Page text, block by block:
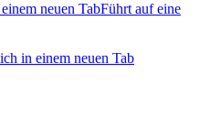
neuen TabFührt auf eine
in einem neuen Tab